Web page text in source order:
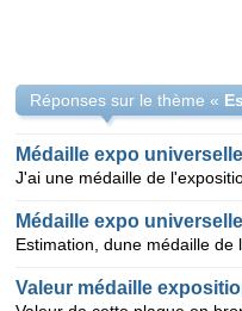
Réponses sur le thème «
Médaille expo
Médaille expo universelle